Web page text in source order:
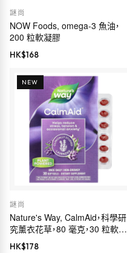
謎尚
NOW Foods, omega-3 魚油，
200 粒軟凝膠
HK$168
NEW
謎尚
Nature's Way, CalmAid，科學研
究薰衣花草，80 毫克，30 粒軟膠
囊
HK$178